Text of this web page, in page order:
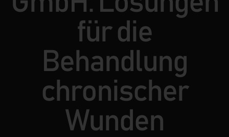
für die
Behandlung
chronischer
Wunden